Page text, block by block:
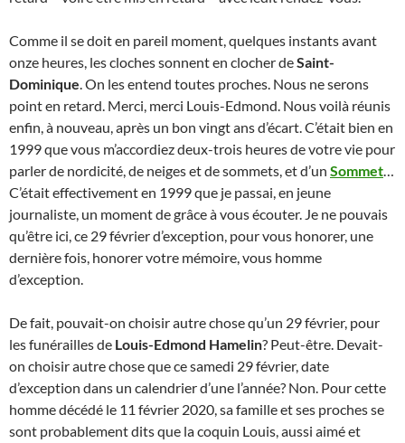
Comme il se doit en pareil moment, quelques instants avant
onze heures, les cloches sonnent en clocher deSaint-
Dominique. On les entend toutes proches. Nous ne serons
point en retard. Merci, merci Louis-Edmond. Nous voilà réunis
enfin, à nouveau, après un bon vingt ans d’écart. C’était bien en
1999 que vous m’accordiez deux-trois heures de votre vie pour
parler de nordicité, de neiges et de sommets, et d’un Sommet…
C’était effectivement en 1999 que je passai, en jeune
journaliste, un moment de grâce à vous écouter. Je ne pouvais
qu’être ici, ce 29 février d’exception, pour vous honorer, une
dernière fois, honorer votre mémoire, vous homme
d’exception.
De fait, pouvait-on choisir autre chose qu’un 29 février, pour
les funérailles de Louis-Edmond Hamelin? Peut-être. Devait-
on choisir autre chose que ce samedi 29 février, date
d’exception dans un calendrier d’une l’année? Non. Pour cette
homme décédé le 11 février 2020, sa famille et ses proches se
sont probablement dits que la coquin Louis, aussi aimé et